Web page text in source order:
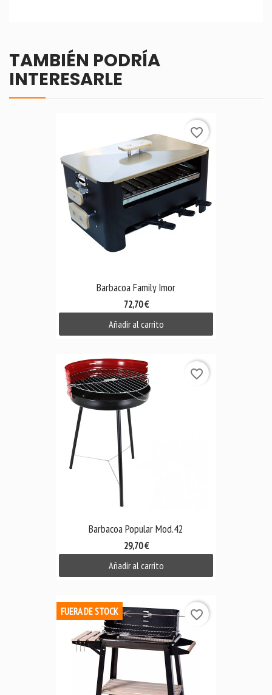
TAMBIÉN PODRÍA
INTERESARLE
Barbacoa Family Imor
72,70 €
Añadir al carrito
favorite_border
Barbacoa Popular Mod.42
29,70 €
Añadir al carrito
favorite_border
FUERA DE STOCK favorite_border